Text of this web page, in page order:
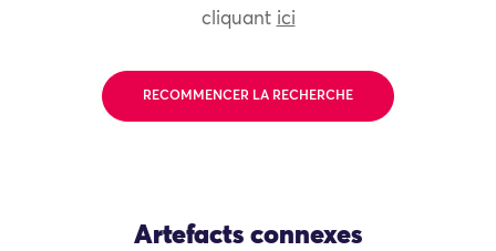
cliquant ici
RECOMMENCER LA RECHERCHE
Artefacts connexes